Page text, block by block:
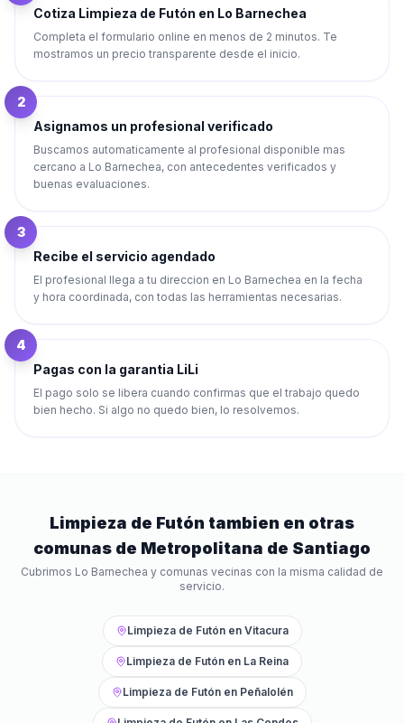
Cotiza Limpieza de Futón en Lo Barnechea
Completa el formulario online en menos de 2 minutos. Te
mostramos un precio transparente desde el inicio.
2
Asignamos un profesional verificado
Buscamos automaticamente al profesional disponible mas
cercano a Lo Barnechea, con antecedentes verificados y
buenas evaluaciones.
3
Recibe el servicio agendado
El profesional llega a tu direccion en Lo Barnechea en la fecha
y hora coordinada, con todas las herramientas necesarias.
4
Pagas con la garantia LiLi
El pago solo se libera cuando confirmas que el trabajo quedo
bien hecho. Si algo no quedo bien, lo resolvemos.
Limpieza de Futón tambien en otras
comunas de Metropolitana de Santiago
Cubrimos Lo Barnechea y comunas vecinas con la misma calidad de
servicio.
Limpieza de Futónen Vitacura
Limpieza de Futón en La Reina
Limpieza de Futónen Peñalolén